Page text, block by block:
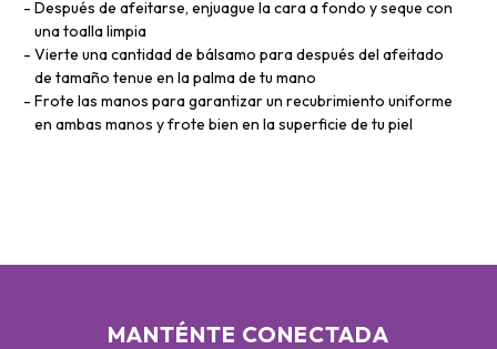
- 3-AMINOPROPANE SULFONIC ACID - PENTAERYTHRITYL
TETRA-DI-T-BUTYL HYDROXYHYDROCINNAMATE -
XANTHAN GUM - CARBOMER - LAURDIMONIUM
HYDROXYPROPYL HYDROLYZED SOY PROTEIN - FRAGRANCE
(PARFUM) - LIMONENE - LINALOOL - BUTYLPHENYL
METHYLPROPIONAL - HYDROXYISOHEXYL 3-CYCLOHEXENE
Después de afeitarse, enjuague la cara a fondo y seque con
una toalla limpia
Vierte una cantidad de bálsamo para después del afeitado
de tamaño tenue en la palma de tu mano
Frote las manos para garantizar un recubrimiento uniforme
en ambas manos y frote bien en la superficie de tu piel
MANTÉNTE CONECTADA